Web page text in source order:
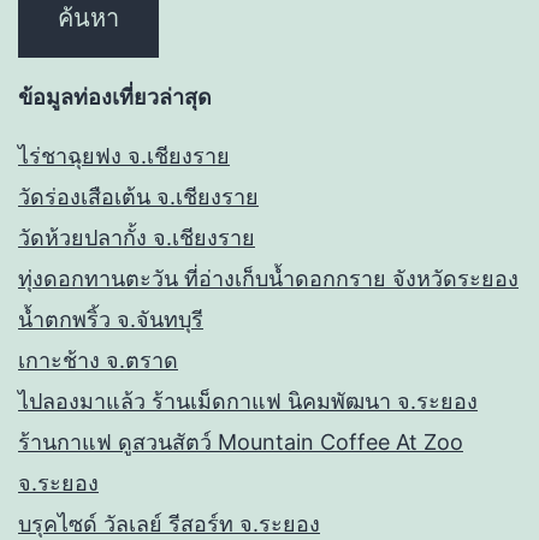
ข้อมูลท่องเที่ยวล่าสุด
ไร่ชาฉุยฟง จ.เชียงราย
วัดร่องเสือเต้น จ.เชียงราย
วัดห้วยปลากั้ง จ.เชียงราย
ทุ่งดอกทานตะวัน ที่อ่างเก็บน้ำดอกกราย จังหวัดระยอง
น้ำตกพริ้ว จ.จันทบุรี
เกาะช้าง จ.ตราด
ไปลองมาแล้ว ร้านเม็ดกาแฟ นิคมพัฒนา จ.ระยอง
ร้านกาแฟ ดูสวนสัตว์ Mountain Coffee At Zoo
จ.ระยอง
บรุคไซด์ วัลเลย์ รีสอร์ท จ.ระยอง